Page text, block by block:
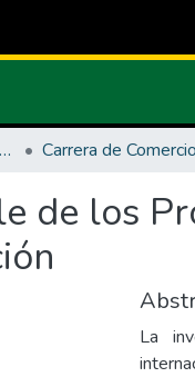
Facultad de Comercio Internacional, Integración, Administración y Economía Empresarial Carrera de
de los
La